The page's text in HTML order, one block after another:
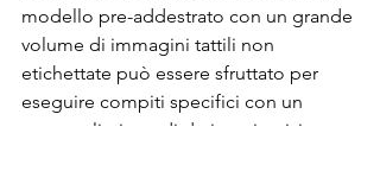
modello pre-addestrato con un grande
volume di immagini tattili non
etichettate può essere sfruttato per
eseguire compiti specifici con un
numero limitato di dati aggiuntivi